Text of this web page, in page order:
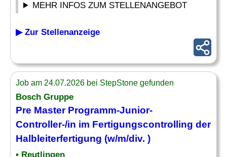
MEHR INFOS ZUM STELLENANGEBOT
▶ Zur Stellenanzeige
Job am 24.07.2026 bei StepStone gefunden
Bosch Gruppe
Pre Master Programm-Junior-
Controller-/in im Fertigungscontrolling der
Halbleiterfertigung (w/m/div. )
• Reutlingen